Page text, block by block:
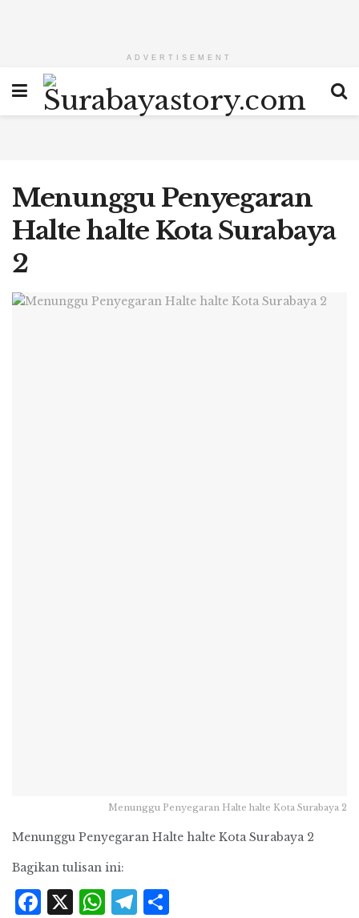
ADVERTISEMENT
Menunggu Penyegaran
Halte halte Kota Surabaya
2
Menunggu Penyegaran Halte halte Kota Surabaya 2
Menunggu Penyegaran Halte halte Kota Surabaya 2
Bagikan tulisan ini:
Facebook
X WhatsApp
Telegram